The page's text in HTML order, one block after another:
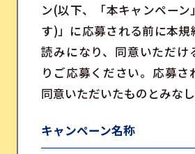
ン(以下、「本キャンペーン
す)」に応募される前に本規
読みになり、同意いただけ
りご応募ください。応募さ
同意いただいたものとみなし
キャンペーン名称